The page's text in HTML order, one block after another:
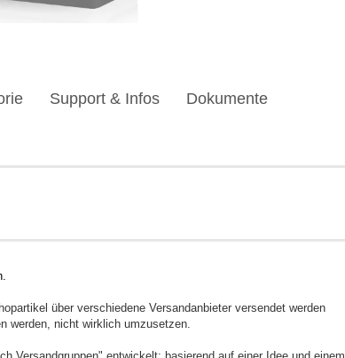
Support & Infos Dokumente
über verschiedene Versandanbieter versendet werden
werden, nicht wirklich umzusetzen.